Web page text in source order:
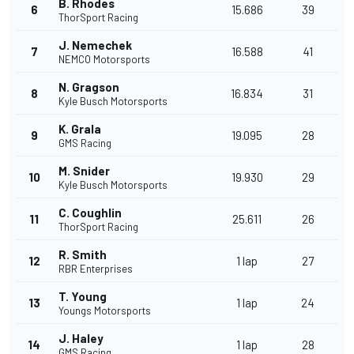
6 B. Rhodes
ThorSport Racing
15.686 39
7 J. Nemechek
NEMCO Motorsports
16.588 41
8 N. Gragson
Kyle Busch Motorsports
16.834 31
9 K. Grala
GMS Racing
19.095 28
10 M. Snider
Kyle Busch Motorsports
19.930 29
11 C. Coughlin
ThorSport Racing
25.611 26
12 R. Smith
RBR Enterprises
1 lap 27
13 T. Young
Youngs Motorsports
1 lap 24
14 J. Haley 1 lap 28